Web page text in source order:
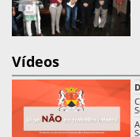
Vídeos